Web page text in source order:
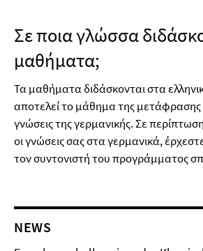
Σε ποια γλώσσα
μαθήματα;
Τα μαθήματα διδάσκονται στα
αποτελεί το μάθημα της
γνώσεις της γερμανικής. Σε
οι γνώσεις σας στα γερμανικά,
τον συντονιστή του προγράμματος
NEWS